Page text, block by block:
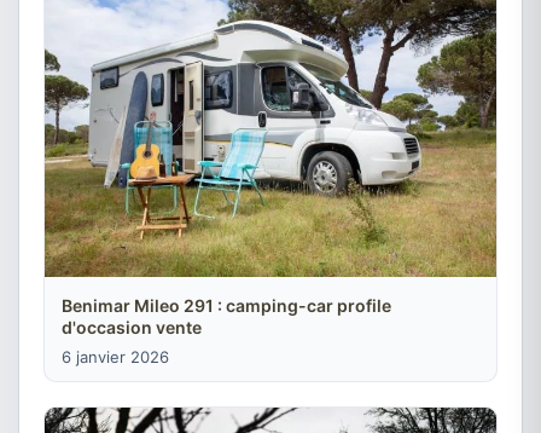
Benimar Mileo 291 : camping-car profile
d'occasion vente
6 janvier 2026